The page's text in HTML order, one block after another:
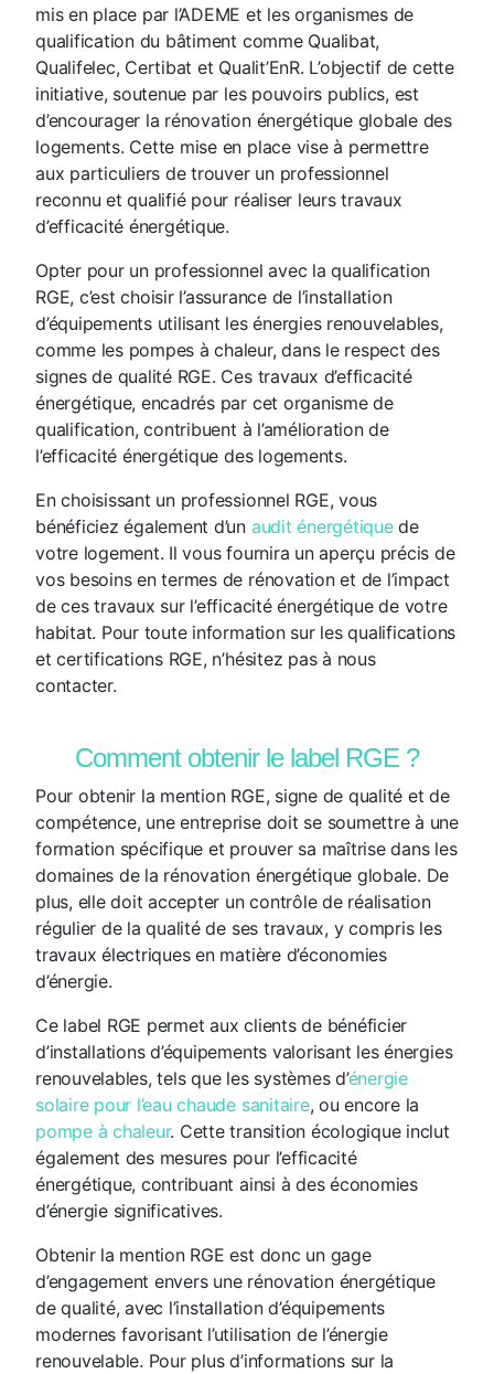
mis en place par l’ADEME et les organismes de
qualification du bâtiment comme Qualibat,
Qualifelec, Certibat et Qualit’EnR. L’objectif de cette
initiative, soutenue par les pouvoirs publics, est
d’encourager la rénovation énergétique globale des
logements. Cette mise en place vise à permettre
aux particuliers de trouver un professionnel
reconnu et qualifié pour réaliser leurs travaux
d’efficacité énergétique.
Opter pour un professionnel avec la qualification
RGE, c’est choisir l’assurance de l’installation
d’équipements utilisant les énergies renouvelables,
comme les pompes à chaleur, dans le respect des
signes de qualité RGE. Ces travaux d’efficacité
énergétique, encadrés par cet organisme de
qualification, contribuent à l’amélioration de
l’efficacité énergétique des logements.
En choisissant un professionnel RGE, vous
bénéficiez également d’un audit énergétiquede
votre logement. Il vous fournira un aperçu précis de
vos besoins en termes de rénovation et de l’impact
de ces travaux sur l’efficacité énergétique de votre
habitat. Pour toute information sur les qualifications
et certifications RGE, n’hésitez pas à nous
contacter.
Comment obtenir le label RGE ?
Pour obtenir la mention RGE, signe de qualité et de
compétence, une entreprise doit se soumettre à une
formation spécifique et prouver sa maîtrise dans les
domaines de la rénovation énergétique globale. De
plus, elle doit accepter un contrôle de réalisation
régulier de la qualité de ses travaux, y compris les
travaux électriques en matière d’économies
d’énergie.
Ce label RGE permet aux clients de bénéficier
d’installations d’équipements valorisant les énergies
renouvelables, tels que les systèmes d’énergie
solaire pour l’eau chaude sanitaire, ou encore la
pompe à chaleur. Cette transition écologique inclut
également des mesures pour l’efficacité
énergétique, contribuant ainsi à des économies
d’énergie significatives.
Obtenir la mention RGE est donc un gage
d’engagement envers une rénovation énergétique
de qualité, avec l’installation d’équipements
modernes favorisant l’utilisation de l’énergie
renouvelable. Pour plus d’informations sur la